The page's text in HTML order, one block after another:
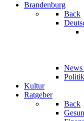
Brandenburg
Back
News
Politik
Kultur
Ratgeber
Back